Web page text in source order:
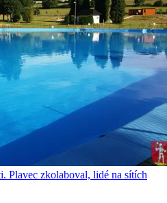
Plavec zkolaboval, lidé na sítích